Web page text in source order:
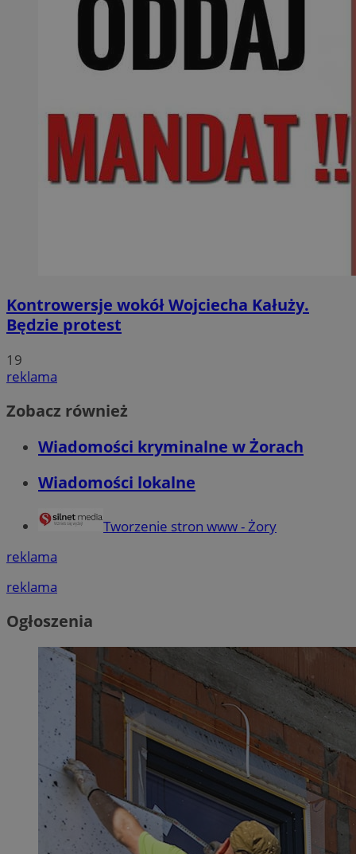
Kontrowersje wokół Wojciecha Kałuży.
Będzie protest
19
reklama
Zobacz również
Wiadomości kryminalne w Żorach
Wiadomości lokalne
Tworzenie stron www - Żory
reklama
reklama
Ogłoszenia